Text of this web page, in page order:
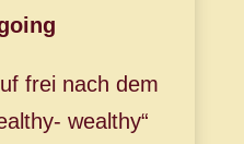
frei nach dem
wealthy“